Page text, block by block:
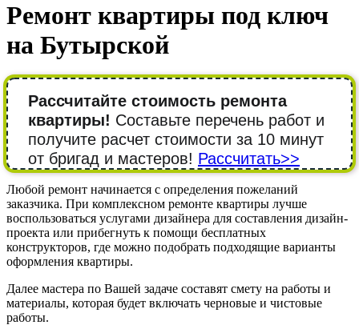
Ремонт квартиры под ключ
на Бутырской
Рассчитайте стоимость ремонта
квартиры! Составьте перечень работ и
получите расчет стоимости за 10 минут
от бригад и мастеров! Рассчитать>>
Любой ремонт начинается с определения пожеланий
заказчика. При комплексном ремонте квартиры лучше
воспользоваться услугами дизайнера для составления дизайн-
проекта или прибегнуть к помощи бесплатных
конструкторов, где можно подобрать подходящие варианты
оформления квартиры.
Далее мастера по Вашей задаче составят смету на работы и
материалы, которая будет включать черновые и чистовые
работы.